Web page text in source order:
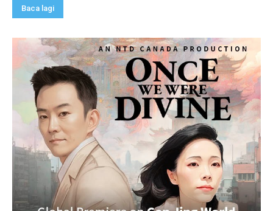
Baca lagi